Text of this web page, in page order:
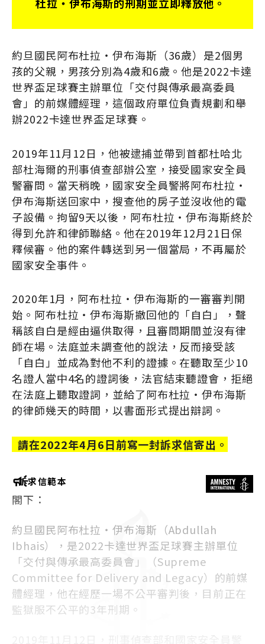
杜拉・伊布海斯的刑期並立即釋放他。
約旦國民阿布杜拉・伊布海斯（36歲）是2個男
孩的父親，男孩分別為4歲和6歲。他是2022卡達
世界盃足球賽主辦單位「交付與傳承最高委員
會」的前媒體經理，這個政府單位負責規劃和舉
辦2022卡達世界盃足球賽。
2019年11月12日，他被逮捕並帶到首都杜哈北
部杜海爾的刑事偵查部辦公室，接受國家安全員
警審問。當天稍晚，國家安全員警將阿布杜拉・
伊布海斯送回家中，搜查他的房子並沒收他的電
子設備。拘留9天以後，阿布杜拉・伊布海斯終於
得到允許和律師聯絡。他在2019年12月21日保
釋候審。他的案件轉送到另一個當局，不再屬於
國家安全事件。
2020年1月，阿布杜拉・伊布海斯的一審審判開
始。阿布杜拉・伊布海斯撤回他的「自白」，聲
稱該自白是經由逼供取得，且審問期間並沒有律
師在場。法庭並未調查他的說法，反而接受該
「自白」並成為對他不利的證據。在聽取至少10
名證人當中4名的證詞後，法官結束聽證會，拒絕
在法庭上聽取證詞，並給了阿布杜拉・伊布海斯
的律師幾天的時間，以書面形式提出辯詞。
請在2022年4月6日前寫一封訴求信寄出。
訴求信範本
閣下：
約旦國民阿布杜拉・伊布海斯（Abdullah
Ibhais），是2022卡達世界盃足球賽主辦單位
「交付與傳承最高委員會」（Supreme
Committee for Delivery and Legacy）的前媒
體經理，他在經歷一場不公平審判後，目前正在
監獄服不公平的3年刑期。